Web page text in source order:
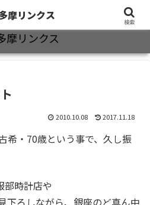
生2万7千人のための同窓会公式サイト
2010.10.08 2017.11.18
希・70歳という事で、久し振
部時計店や
下ろしながら、銀座のど真ん中
検索